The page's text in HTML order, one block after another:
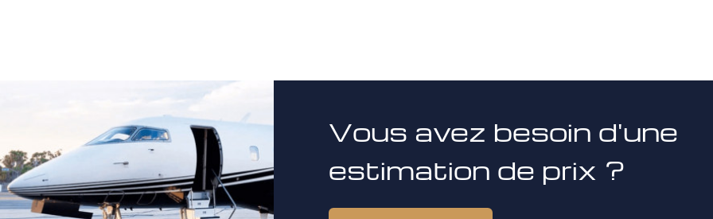
Vous avez besoin d'une
estimation de prix ?